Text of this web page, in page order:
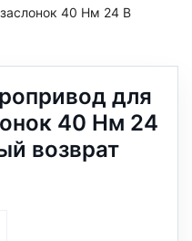
40 Нм 24 В
для
40 Нм 24
возврат